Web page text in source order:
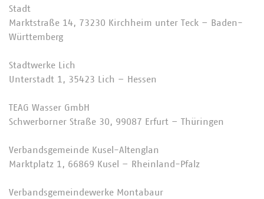
Stadt
Marktstraße 14, 73230 Kirchheim unter Teck – Baden-
Württemberg
Stadtwerke Lich
Unterstadt 1, 35423 Lich – Hessen
TEAG Wasser GmbH
Schwerborner Straße 30, 99087 Erfurt – Thüringen
Verbandsgemeinde Kusel-Altenglan
Marktplatz 1, 66869 Kusel – Rheinland-Pfalz
Verbandsgemeindewerke Montabaur